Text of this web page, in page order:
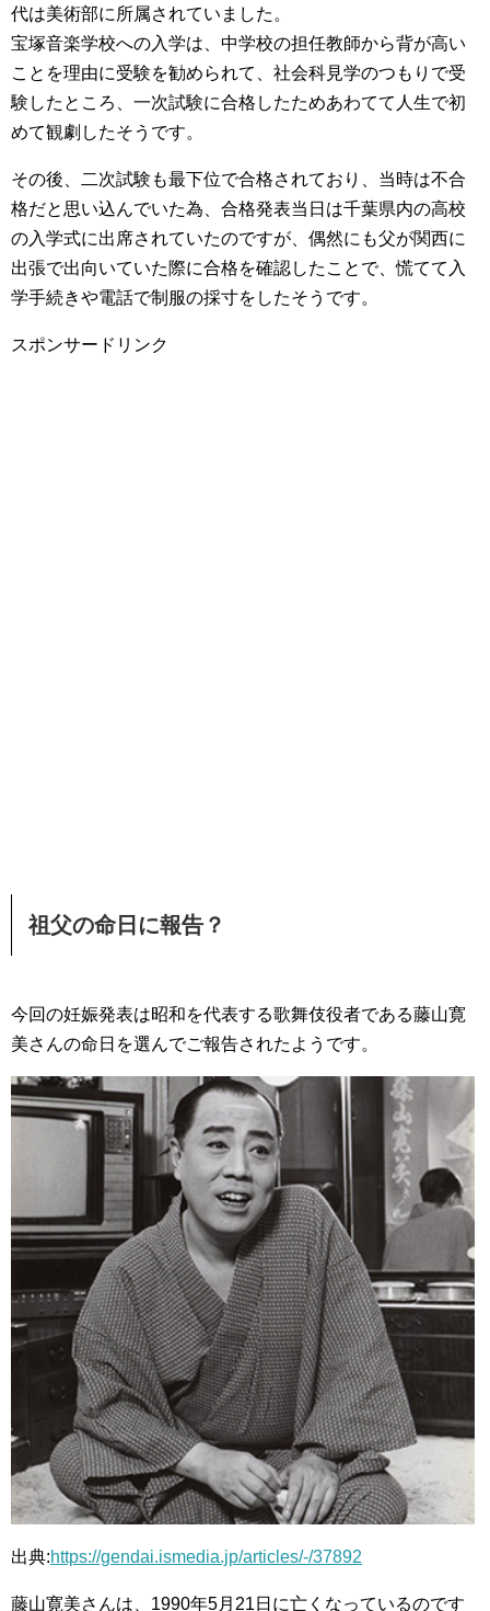
代は美術部に所属されていました。
宝塚音楽学校への入学は、中学校の担任教師から背が高い
ことを理由に受験を勧められて、社会科見学のつもりで受
験したところ、一次試験に合格したためあわてて人生で初
めて観劇したそうです。
その後、二次試験も最下位で合格されており、当時は不合
格だと思い込んでいた為、合格発表当日は千葉県内の高校
の入学式に出席されていたのですが、偶然にも父が関西に
出張で出向いていた際に合格を確認したことで、慌てて入
学手続きや電話で制服の採寸をしたそうです。
スポンサードリンク
祖父の命日に報告？
今回の妊娠発表は昭和を代表する歌舞伎役者である藤山寛
美さんの命日を選んでご報告されたようです。
出典:https://gendai.ismedia.jp/articles/-/37892
藤山寛美さんは、1990年5月21日に亡くなっているのです